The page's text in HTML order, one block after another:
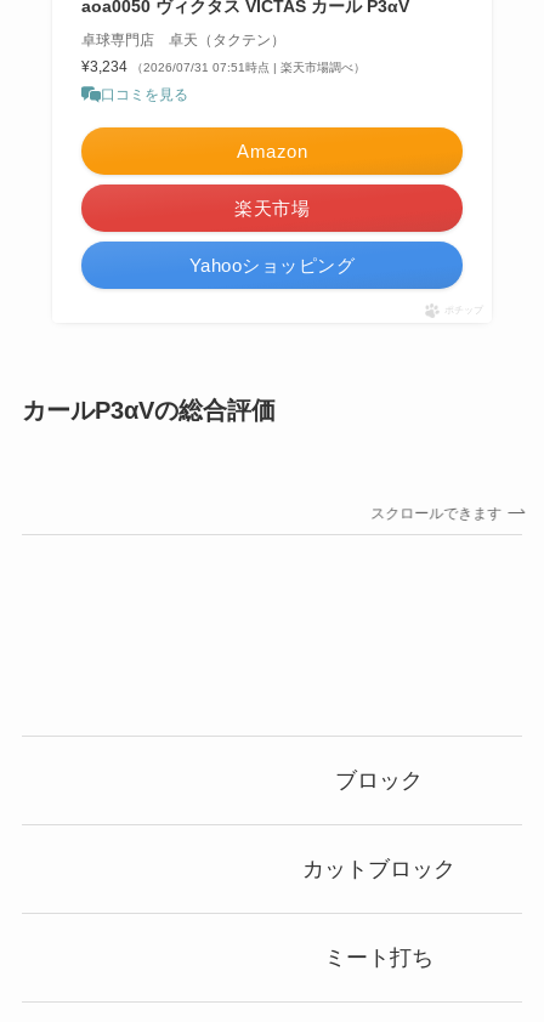
aoa0050 ヴィクタス VICTAS カール P3αV
卓球専門店 卓天（タクテン）
¥3,234
（2026/07/31 07:51時点 | 楽天市場調べ）
口コミを見る
Amazon
楽天市場
Yahooショッピング
ポチップ
カールP3αVの総合評価
スクロールできます
ブロック
カットブロック
ミート打ち